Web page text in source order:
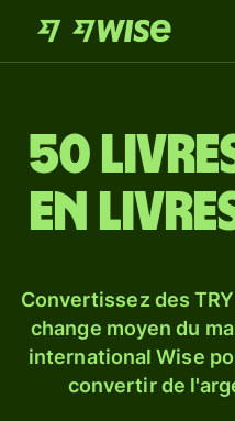
50
en
Convertissez des
change moyen du
international Wise
convertir de